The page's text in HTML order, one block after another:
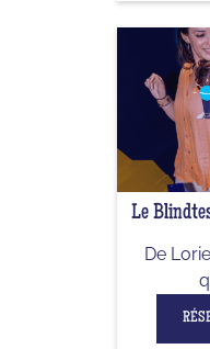
Le
De